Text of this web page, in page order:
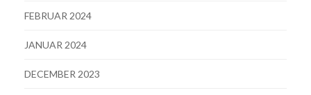
FEBRUAR 2024
JANUAR 2024
DECEMBER 2023